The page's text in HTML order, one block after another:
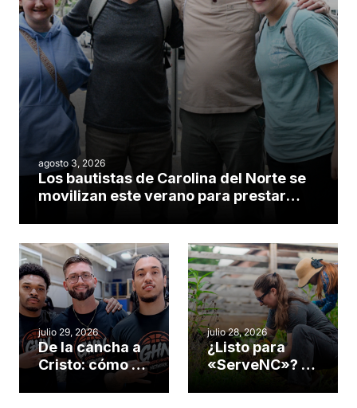
agosto 3, 2026
Los bautistas de Carolina del Norte se
movilizan este verano para prestar
julio 29, 2026
De la cancha a
Cristo: cómo el
gimnasio de
julio 28, 2026
¿Listo para
«ServeNC»? 4